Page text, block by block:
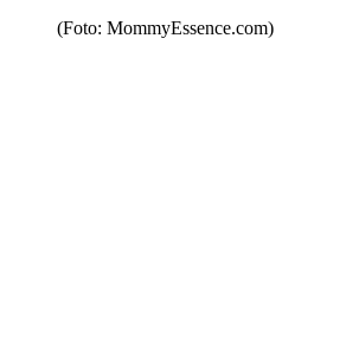
(Foto: MommyEssence.com)